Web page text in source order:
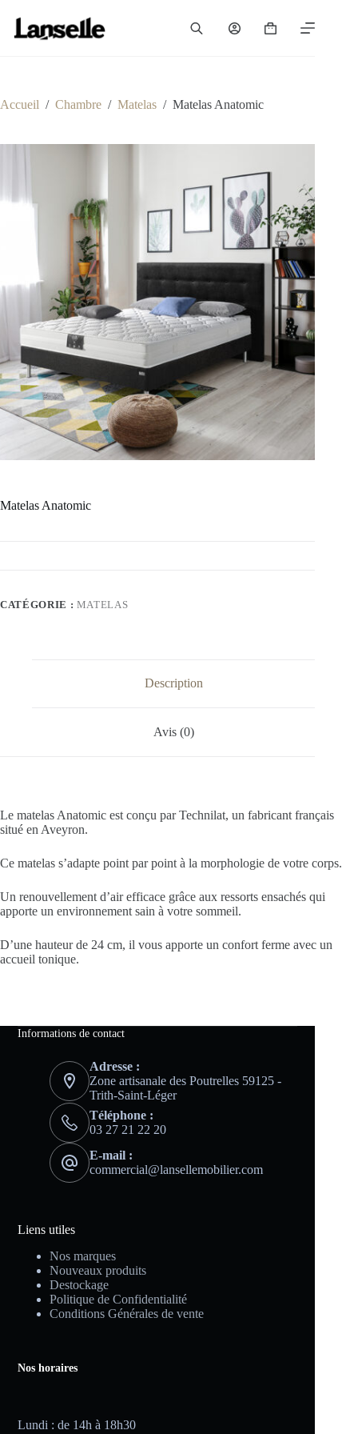
contenu
Panier
Accueil / Chambre / Matelas / Matelas Anatomic
Matelas Anatomic
CATÉGORIE : MATELAS
Description
Avis (0)
Le matelas Anatomic est conçu par Technilat, un fabricant français
situé en Aveyron.
Ce matelas s’adapte point par point à la morphologie de votre corps.
Un renouvellement d’air efficace grâce aux ressorts ensachés qui
apporte un environnement sain à votre sommeil.
D’une hauteur de 24 cm, il vous apporte un confort ferme avec un
accueil tonique.
Informations de contact
Adresse :
Zone artisanale des Poutrelles 59125 -
Trith-Saint-Léger
Téléphone :
03 27 21 22 20
E-mail :
commercial@lansellemobilier.com
Liens utiles
Nos marques
Nouveaux produits
Destockage
Politique de Confidentialité
Conditions Générales de vente
Nos horaires
Lundi : de 14h à 18h30